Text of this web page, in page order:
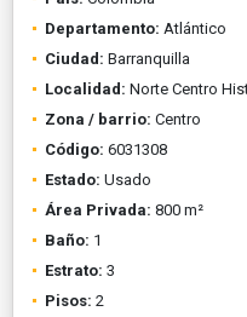
Departamento: Atlántico
Ciudad: Barranquilla
Localidad: Norte Centro
Zona / barrio: Centro
Código: 6031308
Estado: Usado
Área Privada: 800 m²
Baño: 1
Estrato: 3
Pisos: 2